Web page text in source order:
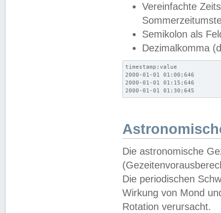
Vereinfachte
Semikolon als
Dezimalkomma
timestamp;value
2000-01-01 01:00;646
2000-01-01 01:15;646
2000-01-01 01:30;645
Die astronomische
Die periodischen
Wirkung von Mond
Rotation verursacht.